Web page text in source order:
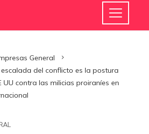
General
del conflicto es la postura
UU contra las milicias proiraníes en